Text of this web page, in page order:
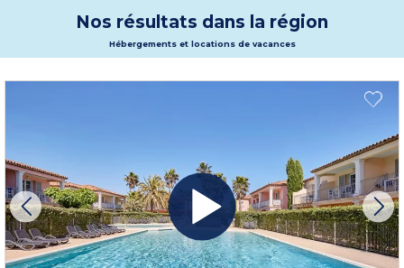
Nos résultats dans la région
Hébergements et locations de vacances